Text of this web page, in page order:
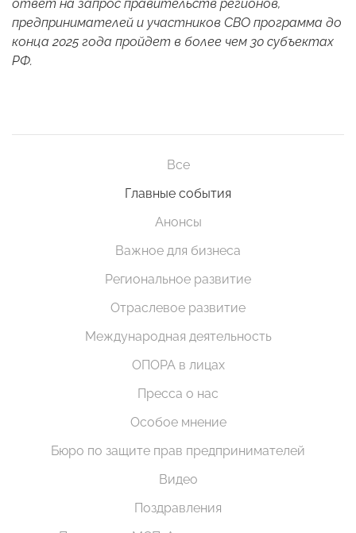
ответ на запрос правительств регионов,
предпринимателей и участников СВО программа до
конца 2025 года пройдет в более чем 30 субъектах
РФ.
Все
Главные события
Анонсы
Важное для бизнеса
Региональное развитие
Отраслевое развитие
Международная деятельность
ОПОРА в лицах
Пресса о нас
Особое мнение
Бюро по защите прав предпринимателей
Видео
Поздравления